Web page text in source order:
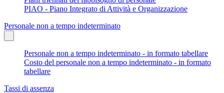
PIAO - Piano Integrato di Attività e Organizzazione
Personale non a tempo indeterminato
Personale non a tempo indeterminato - in formato tabellare
Costo del personale non a tempo indeterminato - in formato
tabellare
Tassi di assenza